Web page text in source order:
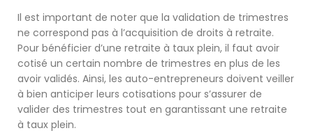
Il est important de noter que la validation de trimestres
ne correspond pas à l’acquisition de droits à retraite.
Pour bénéficier d’une retraite à taux plein, il faut avoir
cotisé un certain nombre de trimestres en plus de les
avoir validés. Ainsi, les auto-entrepreneurs doivent veiller
à bien anticiper leurs cotisations pour s’assurer de
valider des trimestres tout en garantissant une retraite
à taux plein.